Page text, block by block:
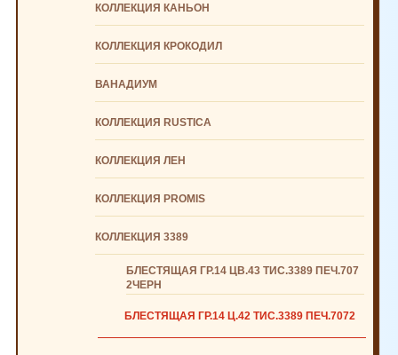
КОЛЛЕКЦИЯ КАНЬОН
КОЛЛЕКЦИЯ КРОКОДИЛ
ВАНАДИУМ
КОЛЛЕКЦИЯ RUSTICA
КОЛЛЕКЦИЯ ЛЕН
КОЛЛЕКЦИЯ PROMIS
КОЛЛЕКЦИЯ 3389
БЛЕСТЯЩАЯ ГР.14 ЦВ.43 ТИС.3389 ПЕЧ.707
2ЧЕРН
БЛЕСТЯЩАЯ ГР.14 Ц.42 ТИС.3389 ПЕЧ.7072